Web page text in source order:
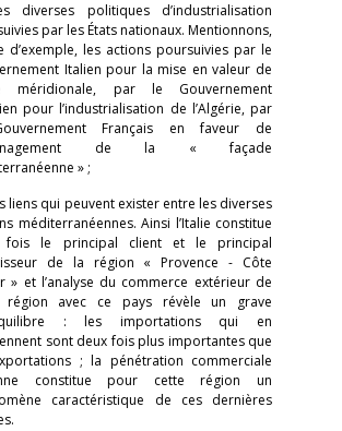
diverses politiques d’industrialisation
par les États nationaux. Mentionnons,
d’exemple, les actions poursuivies par le
Italien pour la mise en valeur de
méridionale, par le Gouvernement
pour l’industrialisation de l’Algérie, par
Français en faveur de
de la « façade
» ;
liens qui peuvent exister entre les diverses
méditerranéennes. Ainsi l’Italie constitue
le principal client et le principal
de la région « Provence - Côte
» et l’analyse du commerce extérieur de
région avec ce pays révèle un grave
: les importations qui en
sont deux fois plus importantes que
; la pénétration commerciale
constitue pour cette région un
caractéristique de ces dernières